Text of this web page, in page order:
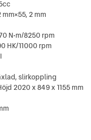
2 mm
N•m/8250 rpm
HK/11000 rpm
slirkoppling
2020 x 849 x 1155 mm